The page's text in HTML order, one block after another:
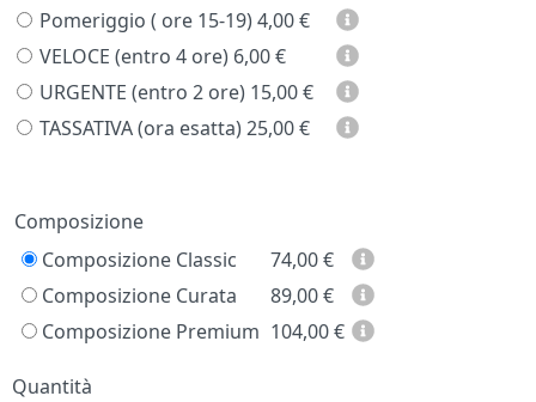
Pomeriggio ( ore 15-19) 4,00 €
VELOCE (entro 4 ore) 6,00 €
URGENTE (entro 2 ore) 15,00 €
TASSATIVA (ora esatta) 25,00 €
Prezzo
Composizione
Composizione Classic
74,00€
Composizione Curata
89,00€
Composizione Premium 104,00€
Quantità